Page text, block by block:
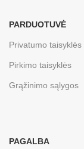
PARDUOTUVĖ
Privatumo taisyklės
Pirkimo taisyklės
Grąžinimo sąlygos
PAGALBA